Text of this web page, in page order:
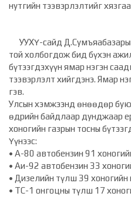
нутгийн тээвэрлэлтийг
УУХҮ-сайд
той холбогдож бид бүхэн
бүтээгдэхүүн ямар нэгэн
тээвэрлэлт хийгдэнэ. Ямар
гэв.
Улсын хэмжээнд өнөөдөр
өдрийн байдлаар дунджаар
хоногийн газрын тосны
Үүнээс:
• А-80 автобензин 91
• Аи-92 автобензин 33
• Дизелийн түлш 39 хоногийн
• ТС-1 онгоцны түлш 17